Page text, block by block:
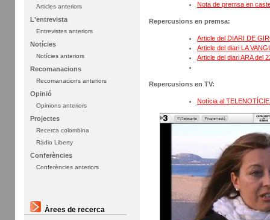
Articles anteriors
L'entrevista
Entrevistes anteriors
Notícies
Notícies anteriors
Recomanacions
Recomanacions anteriors
Opinió
Opinions anteriors
Projectes
Recerca colombina
Ràdio Liberty
Conferències
Conferències anteriors
Àrees de recerca
Nota de premsa en
Repercusions en premsa:
Article del DIARI DE
Article del diari LA
Article del diari ARA del
Repercusions en TV:
Notícia al